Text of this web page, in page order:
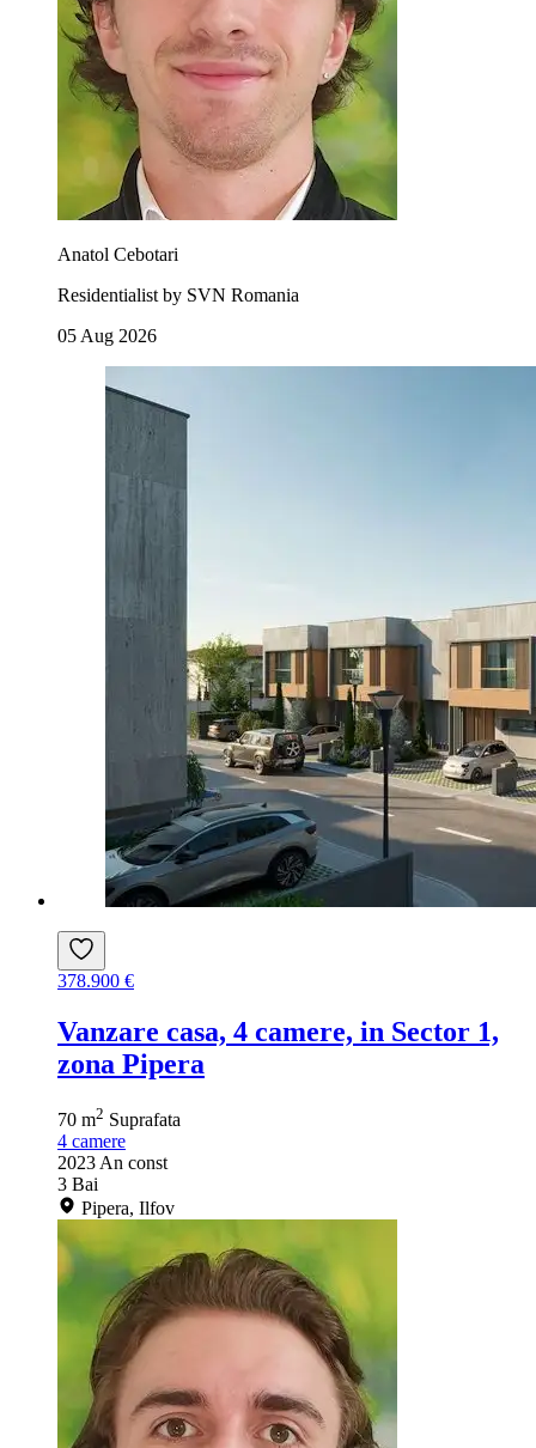
Anatol Cebotari
Residentialist by SVN Romania
05 Aug 2026
378.900 €
Vanzare casa, 4 camere, in Sector 1,
zona Pipera
70 m2 Suprafata
4 camere
2023 An const
3 Bai
Pipera, Ilfov